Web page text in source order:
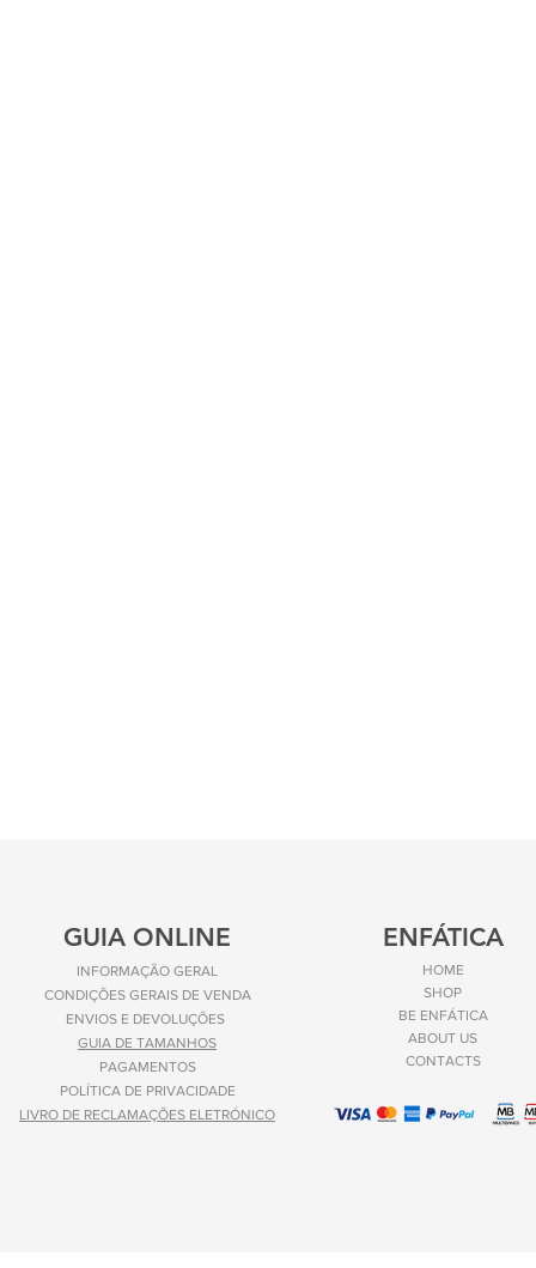
GUIA ONLINE
INFORMAÇÃO GERAL
CONDIÇÕES GERAIS DE VENDA
ENVIOS E DEVOLUÇÕES
GUIA DE TAMANHOS
PAGAMENTOS
POLÍTICA DE PRIVACIDADE
LIVRO DE RECLAMAÇÕES ELETRÓNICO
ENFÁTICA
HOME
SHOP
BE ENFÁTICA
ABOUT US
CONTACTS